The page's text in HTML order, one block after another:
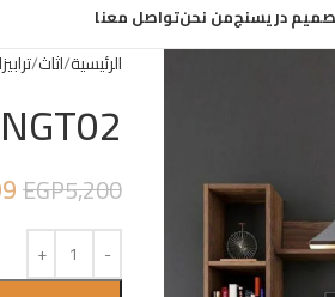
دريسنجمن نحنتواصل معنا
الرئيسية اثاث
EGP5,200